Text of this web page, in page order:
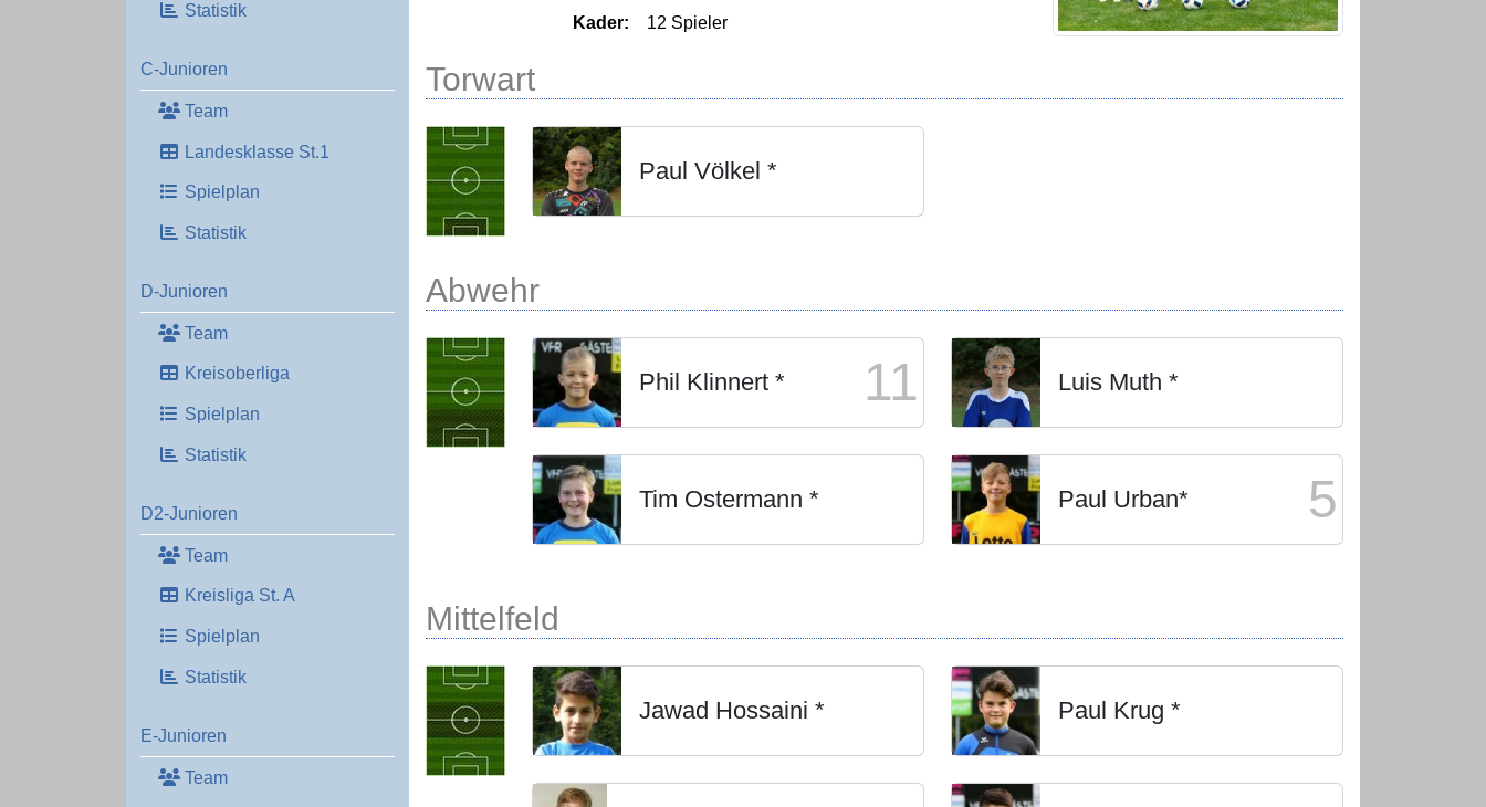
Statistik
C-Junioren
Team
Landesklasse St.1
Spielplan
Statistik
D-Junioren
Team
Kreisoberliga
Spielplan
Statistik
D2-Junioren
Team
Kreisliga St. A
Spielplan
Statistik
E-Junioren
Team
Kader:
12 Spieler
Torwart
Paul Völkel *
Abwehr
Phil Klinnert * 11 Luis Muth *
Tim Ostermann * Paul Urban* 5
Mittelfeld
Jawad Hossaini * Paul Krug *